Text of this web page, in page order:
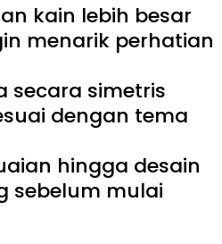
kain lebih besar
menarik perhatian
secara simetris
dengan tema
hingga desain
sebelum mulai